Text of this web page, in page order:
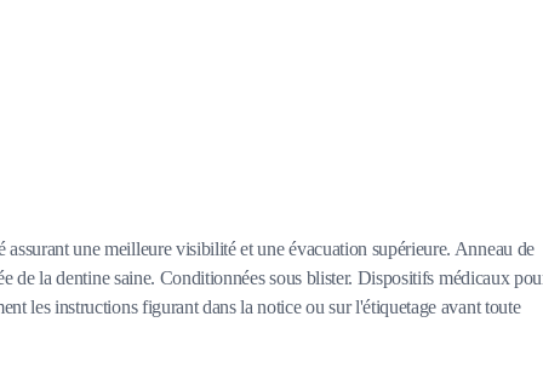
une meilleure visibilité et une évacuation supérieure. Anneau de
de la dentine saine. Conditionnées sous blister. Dispositifs médicaux
les instructions figurant dans la notice ou sur l'étiquetage avant toute